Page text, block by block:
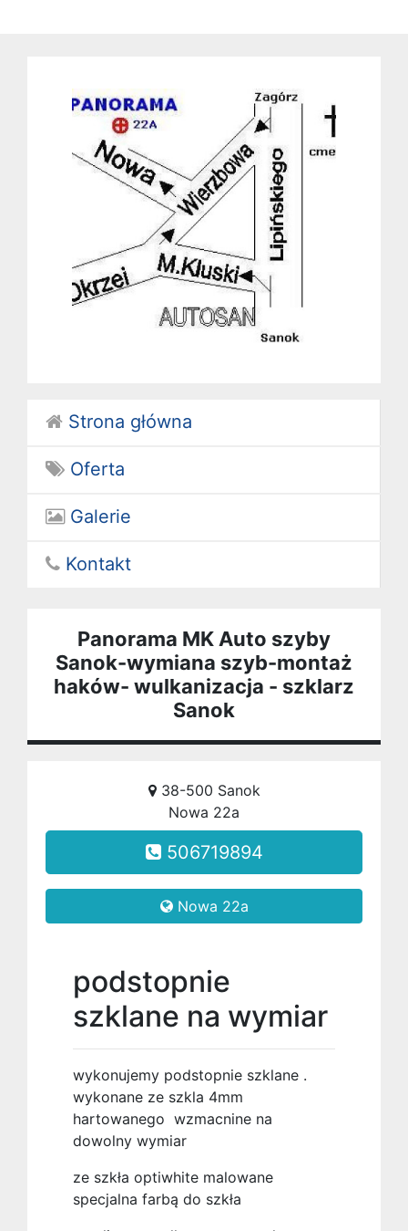
Strona główna
Oferta
Galerie
Kontakt
Panorama MK Auto szyby
Sanok-wymiana szyb-montaż
haków- wulkanizacja - szklarz
Sanok
38-500 Sanok
Nowa 22a
506719894
Nowa 22a
podstopnie
szklane na wymiar
wykonujemy podstopnie szklane .
wykonane ze szkla 4mm
hartowanego wzmacnine na
dowolny wymiar
ze szkła optiwhite malowane
specjalna farbą do szkła